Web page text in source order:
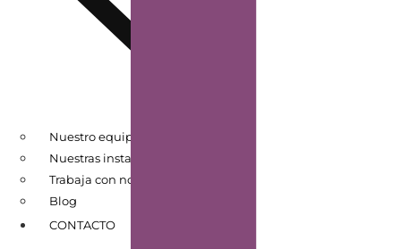
Nuestro equipo
Nuestras instalaciones
Trabaja con nosotros
Blog
CONTACTO